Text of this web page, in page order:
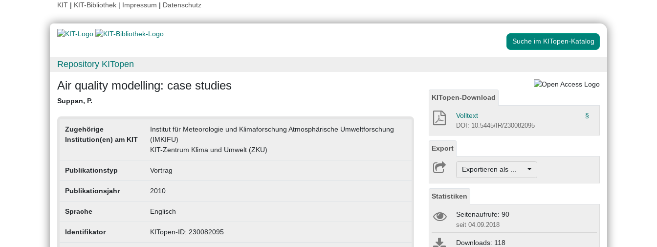
KIT | KIT-Bibliothek | Impressum | Datenschutz
Suche im KITopen-Katalog
Repository KITopen
Air quality modelling: case studies
Suppan, P.
Zugehörige
Institution(en) am KIT
Institut für Meteorologie und Klimaforschung Atmosphärische Umweltforschung
(IMKIFU)
KIT-Zentrum Klima und Umwelt (ZKU)
Publikationstyp Vortrag
Publikationsjahr 2010
Sprache Englisch
Identifikator KITopen-ID: 230082095
KITopen-Download
Volltext §
DOI: 10.5445/IR/230082095
Export
Exportieren als ...
Statistiken
Seitenaufrufe: 90
seit 04.09.2018
Downloads: 118